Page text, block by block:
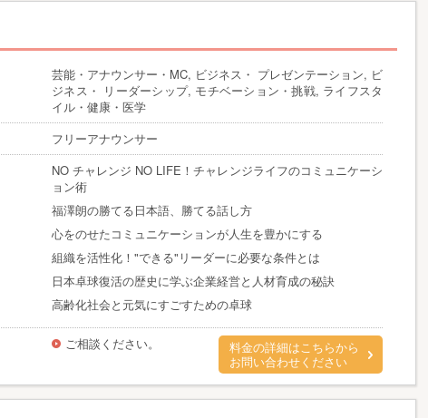
芸能・アナウンサー・MC, ビジネス・ プレゼンテーション, ビ
ジネス・ リーダーシップ, モチベーション・挑戦, ライフスタ
イル・健康・医学
フリーアナウンサー
NO チャレンジ NO LIFE！チャレンジライフのコミュニケーシ
ョン術
福澤朗の勝てる日本語、勝てる話し方
心をのせたコミュニケーションが人生を豊かにする
組織を活性化！"できる"リーダーに必要な条件とは
日本卓球復活の歴史に学ぶ企業経営と人材育成の秘訣
高齢化社会と元気にすごすための卓球
ご相談ください。
料金の詳細はこちらから
お問い合わせください